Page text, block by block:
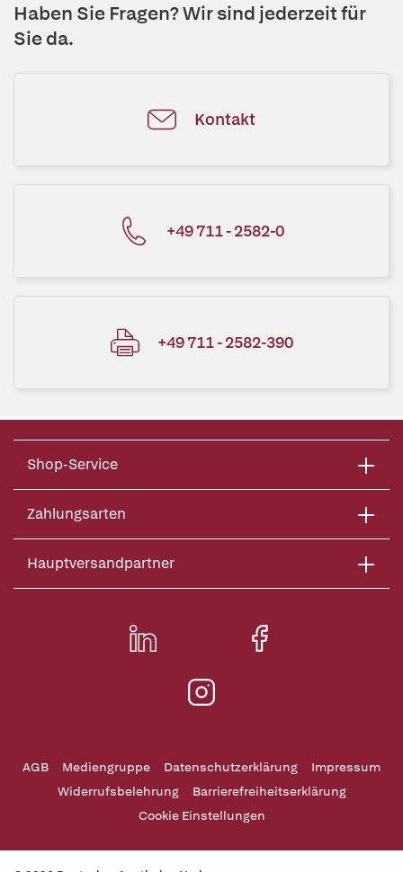
Haben Sie Fragen? Wir sind jederzeit für
Sie da.
Kontakt
+49 711 - 2582-0
+49 711 - 2582-390
Shop-Service
Zahlungsarten
Hauptversandpartner
AGB Mediengruppe Datenschutzerklärung
Impressum
Widerrufsbelehrung
Barrierefreiheitserklärung
Cookie Einstellungen